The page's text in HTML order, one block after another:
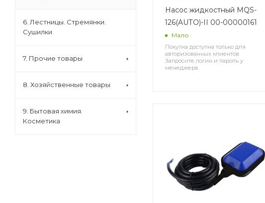
Насос жидкостный MQS-
126(AUTO)-II 00-00000161
Мало
Покупка доступна только для
авторизованных клиентов.
Запросите логин и пароль у
менеджера.
6. Лестницы. Стремянки.
Сушилки
7. Прочие товары
8. Хозяйственные товары
9. Бытовая химия.
Косметика